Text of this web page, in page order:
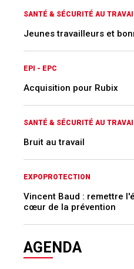
SANTÉ & SÉCURITÉ AU
Jeunes travailleurs et
EPI - EPC
Acquisition pour Rubix
SANTÉ & SÉCURITÉ AU
Bruit au travail
EXPOPROTECTION
Vincent Baud : remettre
cœur de la prévention
AGENDA